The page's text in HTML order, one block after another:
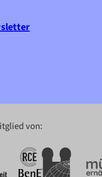
von: